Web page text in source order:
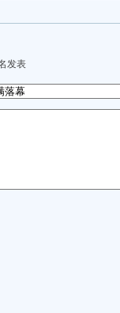
发表